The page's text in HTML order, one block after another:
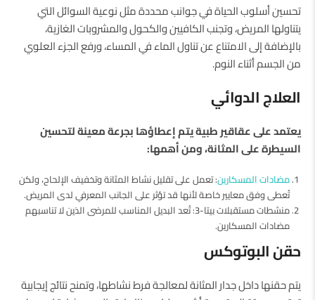
تحسين أسلوب الحياة في جوانب محددة مثل نوعية السوائل التي
يتناولها المريض، وتجنب الكافيين والكحول والمشروبات الغازية،
بالإضافة إلى الامتناع عن تناول الماء في المساء، ورفع الجزء العلوي
من الجسم أثناء النوم.
العلاج الدوائي
يعتمد على عقاقير طبية يتم إعطاؤها بجرعة معينة لتحسين
السيطرة على المثانة، ومن أهمها:
مضادات المسكارين: تعمل على تقليل نشاط المثانة وتخفيف الإلحاح، ولكن
تُعطى وفق معايير خاصة لأنها قد تؤثر على الجانب المعرفي لدى المريض.
منشطات مستقبلات بيتا-3: تُعد البديل المناسب للمرضى الذين لا تناسبهم
مضادات المسكارين.
حقن البوتوكس
يتم حقنها داخل جدار المثانة لمعالجة فرط نشاطها، وتمنح نتائج إيجابية